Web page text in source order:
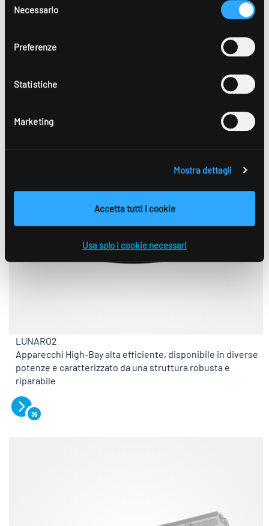
dichiarazione sulla protezione dei dati
delNecessario
Preferenze
Statistiche
Marketing
Mostra dettagli
Accetta tutti i cookie
Usa solo i cookie necessari
protezione IP66/IP68/IP69k per ambienti difficili.
LUNARO2
Apparecchi High-Bay alta efficiente, disponibile in diverse
potenze e caratterizzato da una struttura robusta e
riparabile
36